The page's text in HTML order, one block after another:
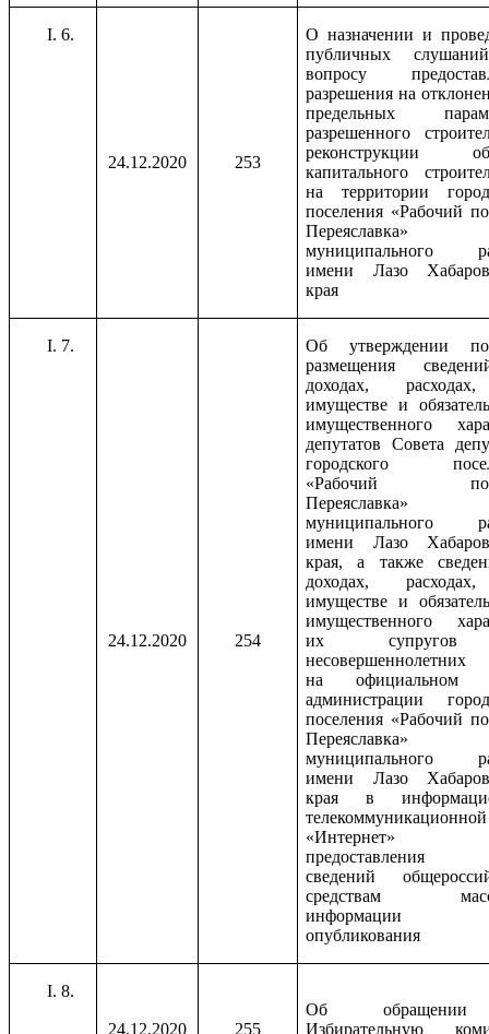
6.
24.12.2020 253
О назначении и
публичных
вопросу
разрешения на
предельных
разрешенного
реконструкции
капитального
на территории
поселения «Рабочий
Переяславка»
муниципального
имени Лазо
края
7.
24.12.2020 254
Об утверждении
размещения
доходах,
имуществе и
имущественного
депутатов Совета
городского
«Рабочий
Переяславка»
муниципального
имени Лазо
края, а также
доходах,
имуществе и
имущественного
их
несовершеннолетних
на официальном
администрации
поселения «Рабочий
Переяславка»
муниципального
имени Лазо
края в
предоставления
сведений
средствам
информации
опубликования
8.
24.12.2020 255
Об
Избирательную